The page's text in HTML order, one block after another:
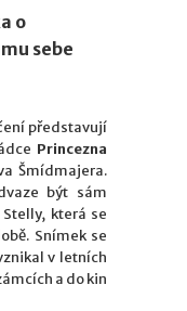
o
sebe
představují
Princezna
Šmídmajera.
být sám
která se
Snímek se
v letních
a do kin